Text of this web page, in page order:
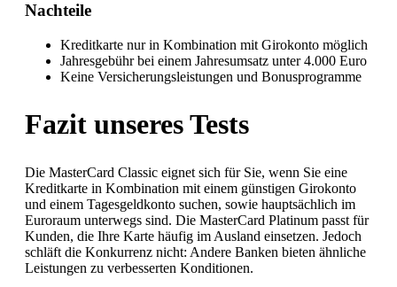
Nachteile
Kreditkarte nur in Kombination mit Girokonto möglich
Jahresgebühr bei einem Jahresumsatz unter 4.000 Euro
Keine Versicherungsleistungen und Bonusprogramme
Fazit unseres Tests
Die MasterCard Classic eignet sich für Sie, wenn Sie eine
Kreditkarte in Kombination mit einem günstigen Girokonto
und einem Tagesgeldkonto suchen, sowie hauptsächlich im
Euroraum unterwegs sind. Die MasterCard Platinum passt für
Kunden, die Ihre Karte häufig im Ausland einsetzen. Jedoch
schläft die Konkurrenz nicht: Andere Banken bieten ähnliche
Leistungen zu verbesserten Konditionen.